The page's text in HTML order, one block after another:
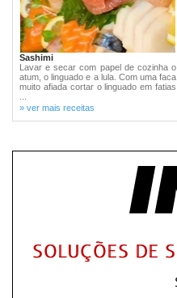
Sashimi
Lavar e secar com papel de cozinha o
atum, o linguado e a lula. Com uma faca
muito afiada cortar o linguado em fatias
» ver mais receitas